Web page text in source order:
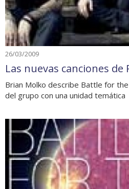
26/03/2009
Las nuevas canciones de
Brian Molko describe Battle for
del grupo con una unidad temática